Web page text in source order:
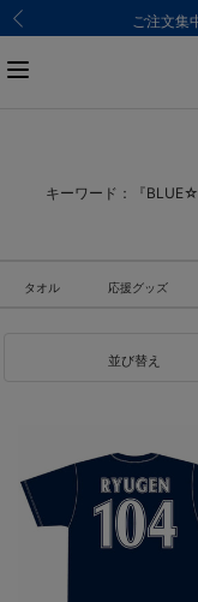
ご注文集
キーワード：『
タオル 応援グッズ
並び替え